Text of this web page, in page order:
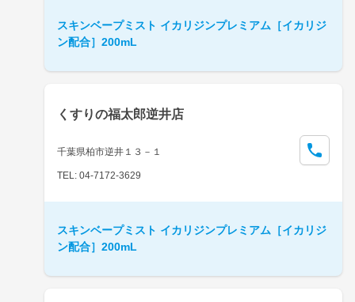
スキンベープミスト イカリジンプレミアム［イカリジ
ン配合］200mL
くすりの福太郎逆井店
千葉県柏市逆井１３－１
TEL: 04-7172-3629
スキンベープミスト イカリジンプレミアム［イカリジ
ン配合］200mL